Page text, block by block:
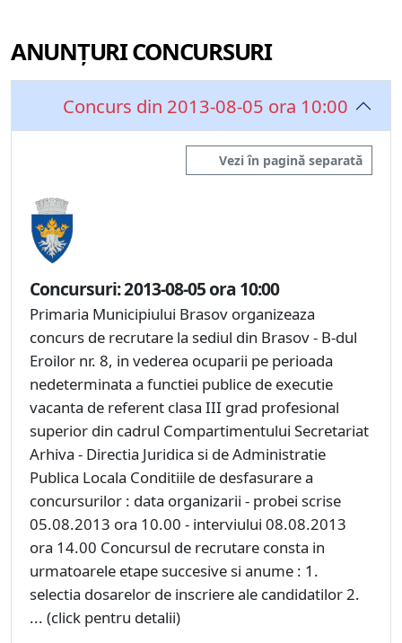
ANUNȚURI CONCURSURI
Concurs din 2013-08-05 ora 10:00
Vezi în pagină separată
Concursuri: 2013-08-05 ora 10:00
Primaria Municipiului Brasov organizeaza
concurs de recrutare la sediul din Brasov - B-dul
Eroilor nr. 8, in vederea ocuparii pe perioada
nedeterminata a functiei publice de executie
vacanta de referent clasa III grad profesional
superior din cadrul Compartimentului Secretariat
Arhiva - Directia Juridica si de Administratie
Publica Locala Conditiile de desfasurare a
concursurilor : data organizarii - probei scrise
05.08.2013 ora 10.00 - interviului 08.08.2013
ora 14.00 Concursul de recrutare consta in
urmatoarele etape succesive si anume : 1.
selectia dosarelor de inscriere ale candidatilor 2.
... (click pentru detalii)